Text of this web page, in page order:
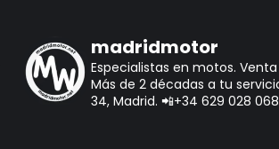
madridmotor
Especialistas en motos.
Más de 2 décadas a tu
34, Madrid. 📲+34 629 028 068